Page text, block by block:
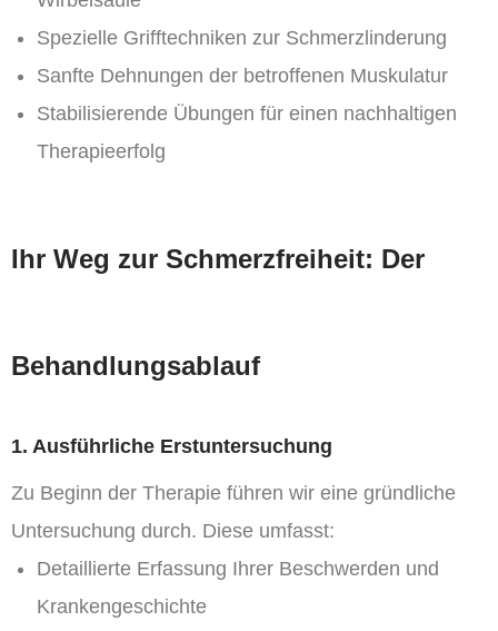
Spezielle Grifftechniken zur Schmerzlinderung
Sanfte Dehnungen der betroffenen Muskulatur
Stabilisierende Übungen für einen nachhaltigen
Therapieerfolg
Ihr Weg zur Schmerzfreiheit: Der
Behandlungsablauf
1. Ausführliche Erstuntersuchung
Zu Beginn der Therapie führen wir eine gründliche
Untersuchung durch. Diese umfasst:
Detaillierte Erfassung Ihrer Beschwerden und
Krankengeschichte